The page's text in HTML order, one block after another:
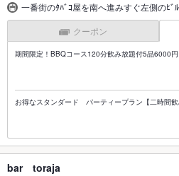
一番街のﾀﾊﾞｺ屋を南へ進みすぐ左側のﾋﾞ
クーポン
期間限定！BBQコース120分飲み放題付5品6000
お得なスタンダード パーティープラン【二時間飲
bar toraja